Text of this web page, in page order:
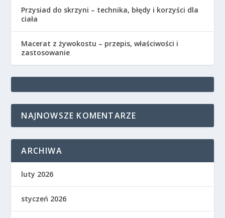
Przysiad do skrzyni – technika, błędy i korzyści dla
ciała
Macerat z żywokostu – przepis, właściwości i
zastosowanie
NAJNOWSZE KOMENTARZE
ARCHIWA
luty 2026
styczeń 2026